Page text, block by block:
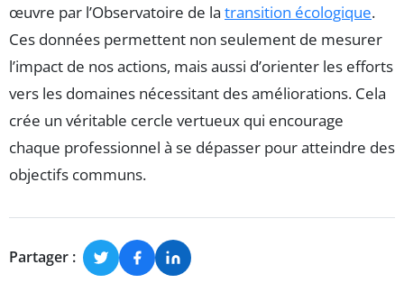
œuvre par l’Observatoire de la transition écologique.
Ces données permettent non seulement de mesurer
l’impact de nos actions, mais aussi d’orienter les efforts
vers les domaines nécessitant des améliorations. Cela
crée un véritable cercle vertueux qui encourage
chaque professionnel à se dépasser pour atteindre des
objectifs communs.
Partager :